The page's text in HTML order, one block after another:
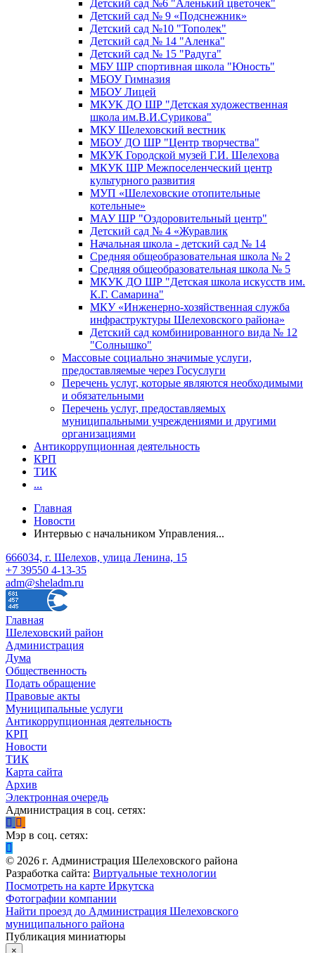
Детский сад №6 "Аленький цветочек"
Детский сад № 9 «Подснежник»
Детский сад №10 "Тополек"
Детский сад № 14 "Аленка"
Детский сад № 15 "Радуга"
МБУ ШР спортивная школа "Юность"
МБОУ Гимназия
МБОУ Лицей
МКУК ДО ШР "Детская художественная
школа им.В.И.Сурикова"
МКУ Шелеховский вестник
МБОУ ДО ШР "Центр творчества"
МКУК Городской музей Г.И. Шелехова
МКУК ШР Межпоселенческий центр
культурного развития
МУП «Шелеховские отопительные
котельные»
МАУ ШР "Оздоровительный центр"
Детский сад № 4 «Журавлик
Начальная школа - детский сад № 14
Средняя общеобразовательная школа № 2
Средняя общеобразовательная школа № 5
МКУК ДО ШР "Детская школа искусств им.
К.Г. Самарина"
МКУ «Инженерно-хозяйственная служба
инфраструктуры Шелеховского района»
Детский сад комбинированного вида № 12
"Солнышко"
Массовые социально значимые услуги,
предоставляемые через Госуслуги
Перечень услуг, которые являются необходимыми
и обязательными
Перечень услуг, предоставляемых
муниципальными учреждениями и другими
организациями
Антикоррупционная деятельность
КРП
ТИК
...
Главная
Новости
Интервью с начальником Управления...
666034, г. Шелехов, улица Ленина, 15
+7 39550 4-13-35
adm@sheladm.ru
Главная
Шелеховский район
Администрация
Дума
Общественность
Подать обращение
Правовые акты
Муниципальные услуги
Антикоррупционная деятельность
КРП
Новости
ТИК
Карта сайта
Архив
Электронная очередь
Администрация в соц. сетях:
Мэр в соц. сетях:
© 2026 г. Администрация Шелеховского района
Разработка сайта: Виртуальные технологии
Посмотреть на карте Иркутска
Фотографии компании
Найти проезд до Администрация Шелеховского
муниципального района
Публикация миниатюры
×